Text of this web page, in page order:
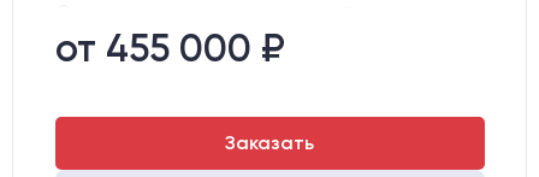
Тип лазерного излучателя:
Производитель лазерного излучателя:
от 455 000 ₽
Заказать